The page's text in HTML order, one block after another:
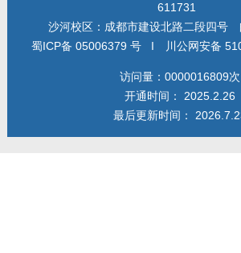
611731
沙河校区：成都市建设北路二段四号
蜀ICP备 05006379 号 I 川公网安备
访问量： 0000016809次
开通时间： 2025 2 26
最后更新时间： 2026 7